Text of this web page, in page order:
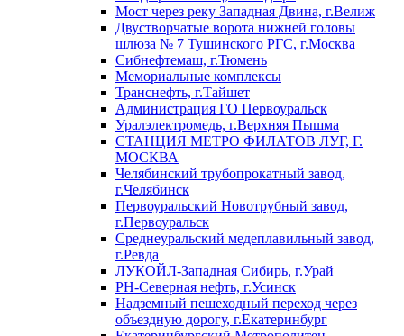
Мост через реку Западная Двина, г.Велиж
Двустворчатые ворота нижней головы
шлюза № 7 Тушинского РГС, г.Москва
Сибнефтемаш, г.Тюмень
Мемориальные комплексы
Транснефть, г.Тайшет
Администрация ГО Первоуральск
Уралэлектромедь, г.Верхняя Пышма
СТАНЦИЯ МЕТРО ФИЛАТОВ ЛУГ, Г.
МОСКВА
Челябинский трубопрокатный завод,
г.Челябинск
Первоуральский Новотрубный завод,
г.Первоуральск
Среднеуральский медеплавильный завод,
г.Ревда
ЛУКОЙЛ-Западная Сибирь, г.Урай
РН-Северная нефть, г.Усинск
Надземный пешеходный переход через
объездную дорогу, г.Екатеринбург